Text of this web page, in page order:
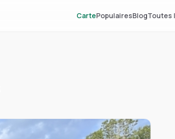
CartePopulairesBlogToutes